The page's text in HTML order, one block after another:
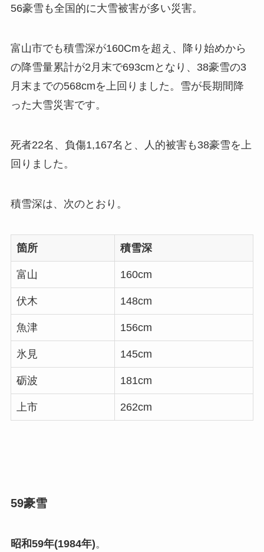
56豪雪も全国的に大雪被害が多い災害。
富山市でも積雪深が160Cmを超え、降り始めから
の降雪量累計が2月末で693cmとなり、38豪雪の3
月末までの568cmを上回りました。雪が長期間降
った大雪災害です。
死者22名、負傷1,167名と、人的被害も38豪雪を上
回りました。
積雪深は、次のとおり。
箇所 積雪深
富山 160cm
伏木 148cm
魚津 156cm
氷見 145cm
砺波 181cm
上市 262cm
59豪雪
昭和59年(1984年)。